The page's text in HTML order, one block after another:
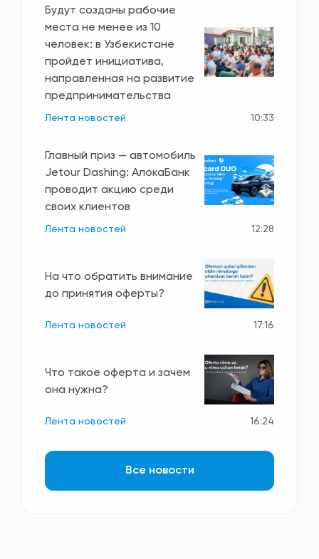
Будут созданы рабочие
места не менее из 10
человек: в Узбекистане
пройдет инициатива,
направленная на развитие
предпринимательства
Лента новостей 10:33
Главный приз — автомобиль
Jetour Dashing: АлокаБанк
проводит акцию среди
своих клиентов
Лента новостей 12:28
На что обратить внимание
до принятия оферты?
Лента новостей 17:16
Что такое оферта и зачем
она нужна?
Лента новостей 16:24
Все новости